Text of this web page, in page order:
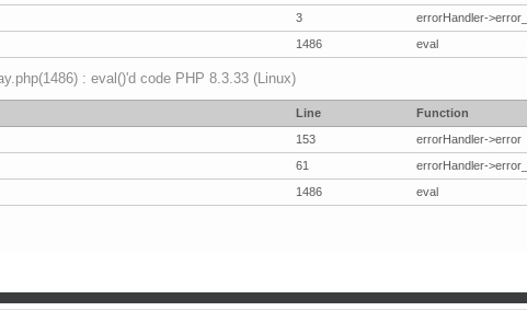
3
errorHandler-
1486 eval
: eval()'d code PHP 8.3.33 (Linux)
Line
Function
153
errorHandler->error
61
errorHandler-
1486 eval